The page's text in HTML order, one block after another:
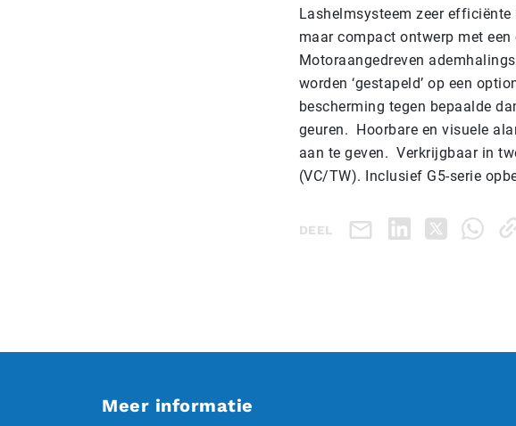
Lashelmsysteem zeer
maar compact ontwerp met
Motoraangedreven
worden ‘gestapeld’ op een
bescherming tegen bepaalde
geuren. Hoorbare en visuele
aan te geven. Verkrijgbaar in
(VC/TW). Inclusief G5-serie
DEEL
Meer informatie